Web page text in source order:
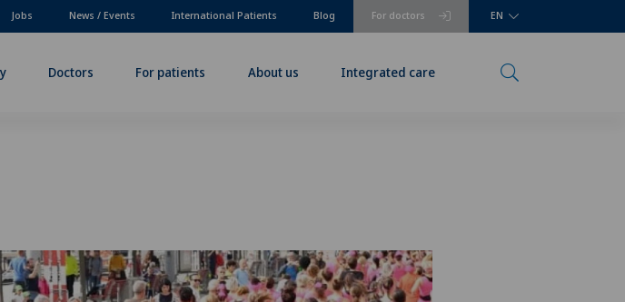
For doctors
Jobs News / Events International Patients Blog EN
Doctors For patients About us Integrated care